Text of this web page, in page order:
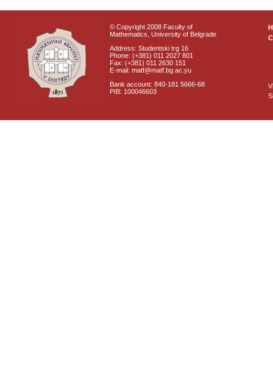
© Copyright 2008 Faculty of
Mathematics, University of Belgrade
Address: Studentski trg 16
Phone: (+381) 011 2027 801
Fax: (+381) 011 2630 151
E-mail: matf@matf.bg.ac.yu
Bank account: 840-181 5666-68
PIB: 100046603